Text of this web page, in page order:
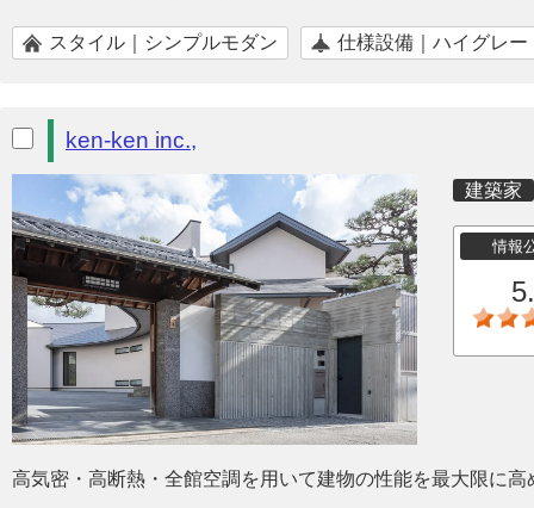
スタイル｜シンプルモダン 仕様設備｜ハイグレー
ken-ken inc.,
建築家
情報
高気密・高断熱・全館空調を用いて建物の性能を最大限に